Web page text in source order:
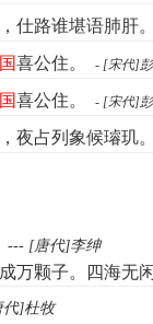
仕路谁堪语肺肝。
喜公住。 - [宋代]彭
喜公住。 - [宋代]彭
夜占列象候璿玑。
--- [唐代]李绅
万颗子。四海无
代]杜牧